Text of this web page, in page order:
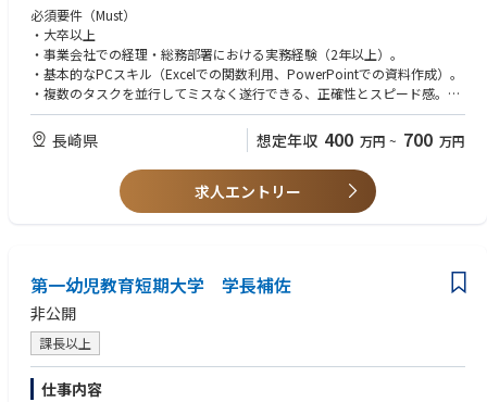
１.経理・財務・税務の実行
●日次の仕訳入力、振込作業、経費精算の精査。
●月次・年次決算における帳票整理および決算補助業務。
●税務申告に必要な書類の準備と、顧問税理士との連絡調整。
●備品管理、郵便物対応、オフィス環境の整備。
●外部ベンダー（清掃、保守、通信等）との窓口業務。
●社内イベントや会議体の設営・サポート。
3.ガバナンス支援
4.福利厚生・社会保険の実務運用
●従業員の社会保険手続きのデータ整備および窓口対応。
●福利厚生制度の利用受付・管理、および社内規程に基づいた各種申請の
管理。
●勤怠管理システムの運用と、過重労働防止に向けたアラート発信。
必須要件（Must）
・大卒以上
・事業会社での経理・総務部署における実務経験（2年以上）。
・基本的なPCスキル（Excelでの関数利用、PowerPointでの資料作成）。
・複数のタスクを並行してミスなく遂行できる、正確性とスピード感。
歓迎要件（Want）
・経理・税務に関する広い知識（簿記2級以上）。
・変化を楽しみ、周囲と協調して業務を改善していこうとする姿勢。
・ビジネスレベルの英語力。
長崎県 想定年収 400 万円 ~ 700 万円
求人エントリー
第一幼児教育短期大学 学長補佐
非公開
課長以上
仕事内容